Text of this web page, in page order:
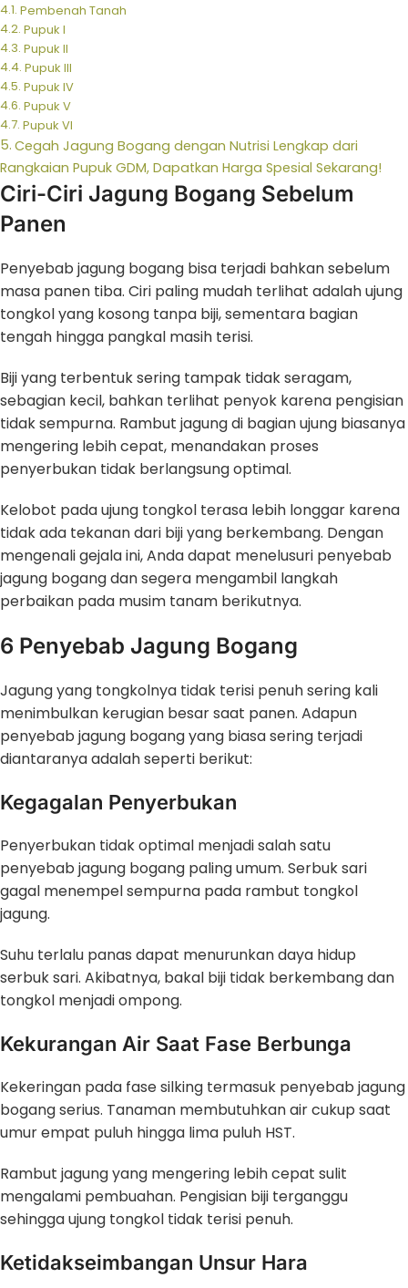
Pembenah Tanah
Pupuk I
Pupuk II
Pupuk III
Pupuk IV
Pupuk V
Pupuk VI
Cegah Jagung Bogang dengan Nutrisi Lengkap dari
Rangkaian Pupuk GDM, Dapatkan Harga Spesial Sekarang!
Ciri-Ciri Jagung Bogang Sebelum
Panen
Penyebab jagung bogang bisa terjadi bahkan sebelum
masa panen tiba. Ciri paling mudah terlihat adalah ujung
tongkol yang kosong tanpa biji, sementara bagian
tengah hingga pangkal masih terisi.
Biji yang terbentuk sering tampak tidak seragam,
sebagian kecil, bahkan terlihat penyok karena pengisian
tidak sempurna. Rambut jagung di bagian ujung biasanya
mengering lebih cepat, menandakan proses
penyerbukan tidak berlangsung optimal.
Kelobot pada ujung tongkol terasa lebih longgar karena
tidak ada tekanan dari biji yang berkembang. Dengan
mengenali gejala ini, Anda dapat menelusuri penyebab
jagung bogang dan segera mengambil langkah
perbaikan pada musim tanam berikutnya.
6 Penyebab Jagung Bogang
Jagung yang tongkolnya tidak terisi penuh sering kali
menimbulkan kerugian besar saat panen. Adapun
penyebab jagung bogang yang biasa sering terjadi
diantaranya adalah seperti berikut:
Kegagalan Penyerbukan
Penyerbukan tidak optimal menjadi salah satu
penyebab jagung bogang paling umum. Serbuk sari
gagal menempel sempurna pada rambut tongkol
jagung.
Suhu terlalu panas dapat menurunkan daya hidup
serbuk sari. Akibatnya, bakal biji tidak berkembang dan
tongkol menjadi ompong.
Kekurangan Air Saat Fase Berbunga
Kekeringan pada fase silking termasuk penyebab jagung
bogang serius. Tanaman membutuhkan air cukup saat
umur empat puluh hingga lima puluh HST.
Rambut jagung yang mengering lebih cepat sulit
mengalami pembuahan. Pengisian biji terganggu
sehingga ujung tongkol tidak terisi penuh.
Ketidakseimbangan Unsur Hara